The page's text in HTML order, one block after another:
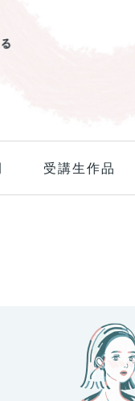
受講生作品